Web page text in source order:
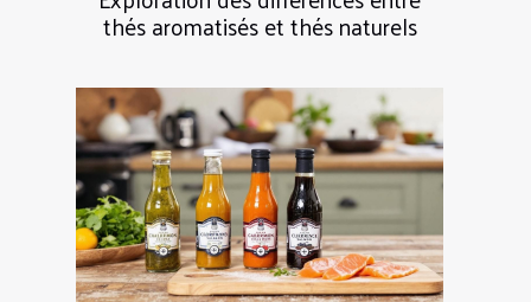
thés aromatisés et thés naturels